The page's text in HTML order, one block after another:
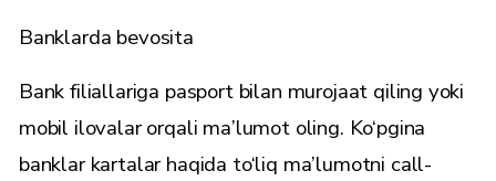
Banklarda bevosita
Bank filiallariga pasport bilan murojaat qiling yoki
mobil ilovalar orqali ma’lumot oling. Ko‘pgina
banklar kartalar haqida to‘liq ma’lumotni call-